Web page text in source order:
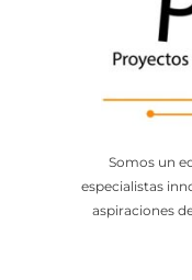
Somos un
especialistas
aspiraciones